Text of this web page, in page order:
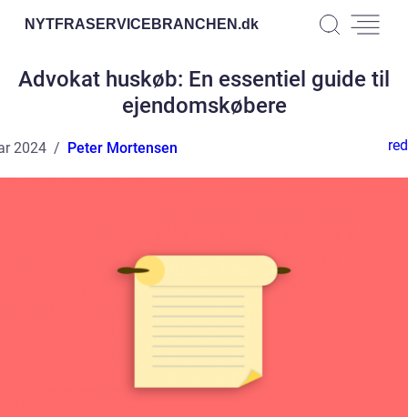
NYTFRASERVICEBRANCHEN.dk
Advokat huskøb: En essentiel guide til
ejendomskøbere
2024 Peter Mortensen